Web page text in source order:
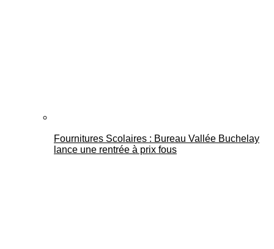
Fournitures Scolaires : Bureau Vallée Buchelay
lance une rentrée à prix fous